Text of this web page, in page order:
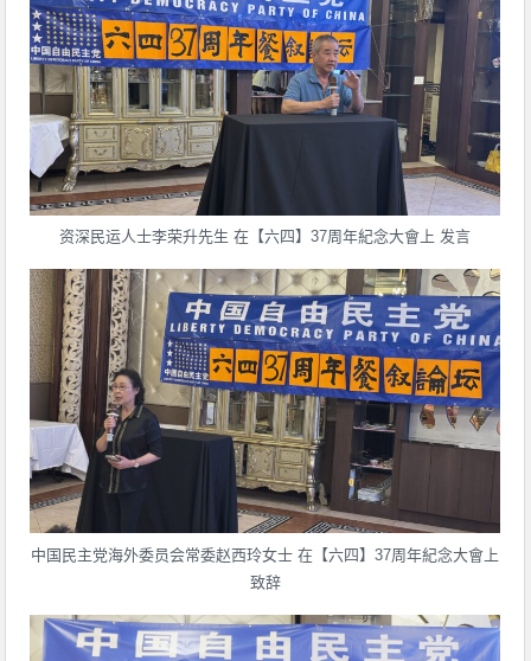
资深民运人士李荣升先生 在【六四】37周年紀念大會上 发言
中国民主党海外委员会常委赵西玲女士 在【六四】37周年紀念大會上
致辞